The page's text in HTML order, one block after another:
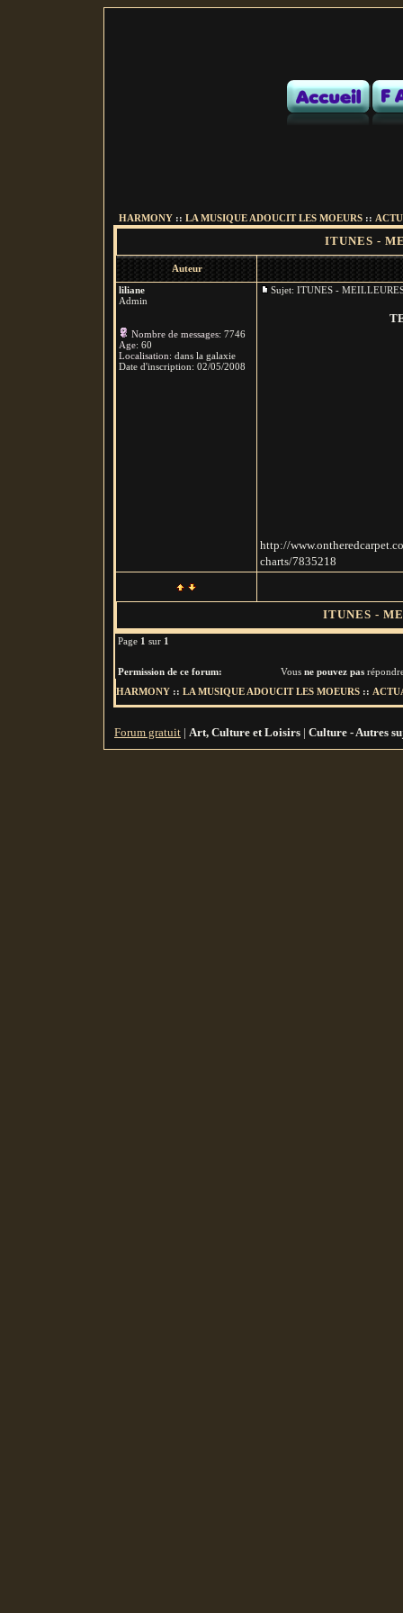
HARMONY :: LA MUSIQUE ADOUCIT LES MOEURS ::
ITUNES -
Auteur
liliane
Admin
Nombre de messages: 7746
Age: 60
Localisation: dans la galaxie
Date d'inscription: 02/05/2008
Sujet: ITUNES -
http://
charts/7835218
ITUNES -
Page 1 sur 1
Permission de ce forum: Vous ne pouvez pas
HARMONY :: LA MUSIQUE ADOUCIT LES MOEURS ::
Forum gratuit | Art, Culture et Loisirs | Culture - Autres